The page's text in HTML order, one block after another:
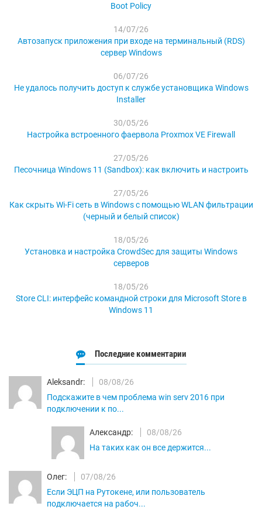
Boot Policy
14/07/26
Автозапуск приложения при входе на терминальный (RDS)
сервер Windows
06/07/26
Не удалось получить доступ к службе установщика Windows
Installer
30/05/26
Настройка встроенного фаервола Proxmox VE Firewall
27/05/26
Песочница Windows 11 (Sandbox): как включить и настроить
27/05/26
Как скрыть Wi-Fi сеть в Windows с помощью WLAN фильтрации
(черный и белый список)
18/05/26
Установка и настройка CrowdSec для защиты Windows
серверов
18/05/26
Store CLI: интерфейс командной строки для Microsoft Store в
Windows 11
Последние комментарии
Aleksandr:
08/08/26
Подскажите в чем проблема win serv 2016 при
подключении к по...
Александр:
08/08/26
На таких как он все держится...
Олег:
07/08/26
Если ЭЦП на Рутокене, или пользователь
подключается на рабоч...